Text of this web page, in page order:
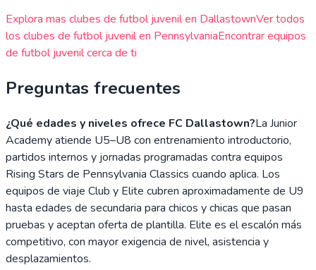
Explora mas clubes de futbol juvenil en DallastownVer todos
los clubes de futbol juvenil en PennsylvaniaEncontrar equipos
de futbol juvenil cerca de ti
Preguntas frecuentes
¿Qué edades y niveles ofrece FC Dallastown?La Junior
Academy atiende U5–U8 con entrenamiento introductorio,
partidos internos y jornadas programadas contra equipos
Rising Stars de Pennsylvania Classics cuando aplica. Los
equipos de viaje Club y Elite cubren aproximadamente de U9
hasta edades de secundaria para chicos y chicas que pasan
pruebas y aceptan oferta de plantilla. Elite es el escalón más
competitivo, con mayor exigencia de nivel, asistencia y
desplazamientos.